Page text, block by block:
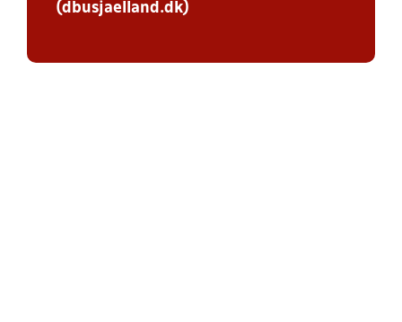
(dbusjaelland.dk)